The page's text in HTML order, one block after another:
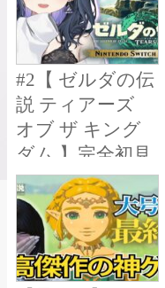
を大探索!!【倉
持めると/にじさ
んじ】
#2【 ゼルダの伝
説 ティアーズ
オブ ザ キング
ダム 】完全初見
プレイ！寄り道
は無限【小清水
透 / にじさん
じ】